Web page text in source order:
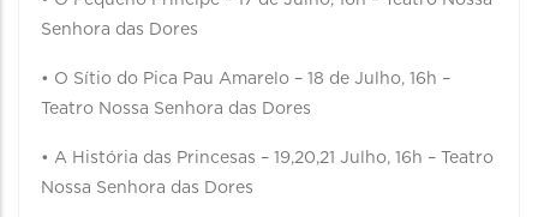
Senhora das Dores
• O Sítio do Pica Pau Amarelo – 18 de Julho, 16h –
Teatro Nossa Senhora das Dores
• A História das Princesas – 19,20,21 Julho, 16h – Teatro
Nossa Senhora das Dores